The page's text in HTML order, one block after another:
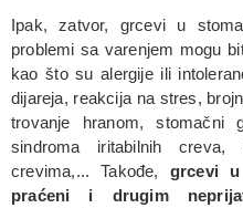
Ipak, zatvor, grcevi u
problemi sa varenjem mogu
kao što su alergije ili
dijareja, reakcija na stres,
trovanje hranom, stomačni
sindroma iritabilnih
crevima,... Takođe, grcevi
praćeni i drugim